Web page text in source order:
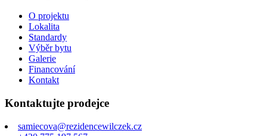
O projektu
Lokalita
Standardy
Výběr bytu
Galerie
Financování
Kontakt
Kontaktujte prodejce
samiecova@rezidencewilczek.cz